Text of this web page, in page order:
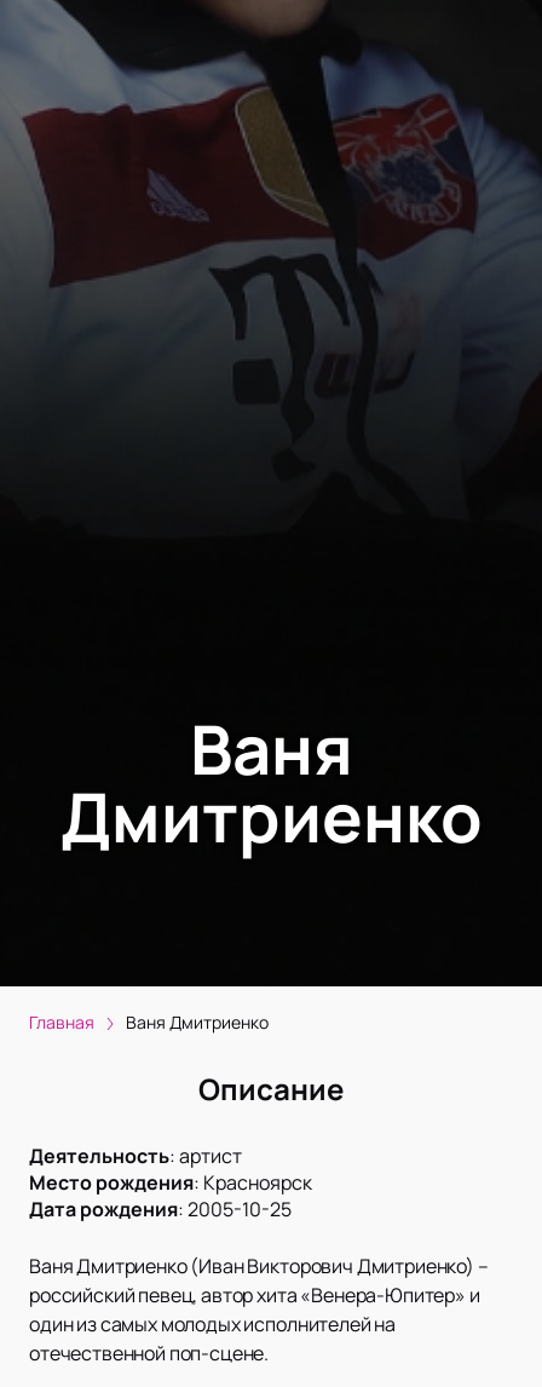
Ваня
Дмитриенко
Главная Ваня Дмитриенко
Описание
Деятельность:артист
Место рождения: Красноярск
Дата рождения:2005-10-25
Ваня Дмитриенко (Иван Викторович Дмитриенко) –
российский певец, автор хита «Венера-Юпитер» и
один из самых молодых исполнителей на
отечественной поп-сцене.